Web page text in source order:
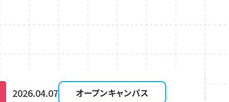
2026.04.07 オープンキャンパス